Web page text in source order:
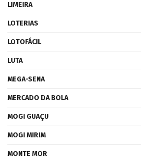
LIMEIRA
LOTERIAS
LOTOFÁCIL
LUTA
MEGA-SENA
MERCADO DA BOLA
MOGI GUAÇU
MOGI MIRIM
MONTE MOR